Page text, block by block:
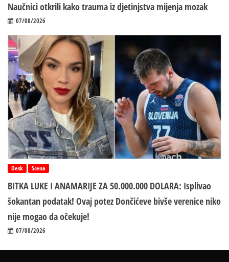
Naučnici otkrili kako trauma iz d‌jetinjstva mijenja mozak
07/08/2026
Desk Scena
BITKA LUKE I ANAMARIJE ZA 50.000.000 DOLARA: Isplivao
šokantan podatak! Ovaj potez Dončićeve bivše verenice niko
nije mogao da očekuje!
07/08/2026